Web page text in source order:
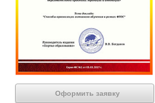
Оформить заявку